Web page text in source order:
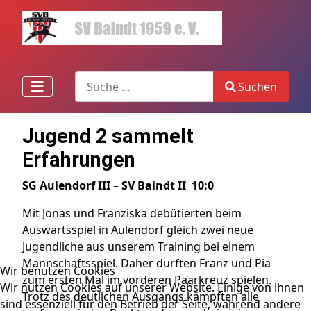
Search
Type 2 or more characters for results.
Suchen
Jugend 2 sammelt
Erfahrungen
SG Aulendorf III – SV Baindt II 10:0
Mit Jonas und Franziska debütierten beim
Auswärtsspiel in Aulendorf gleich zwei neue
Jugendliche aus unserem Training bei einem
Mannschaftsspiel. Daher durften Franz und Pia
zum ersten Mal im vorderen Paarkreuz spielen.
Trotz des deutlichen Ausgangs kämpften alle
Wir benutzen Cookies
Wir nutzen Cookies auf unserer Website. Einige von ihnen
sind essenziell für den Betrieb der Seite, während andere